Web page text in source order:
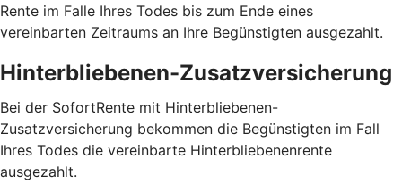
Rente im Falle Ihres Todes bis zum Ende eines
vereinbarten Zeitraums an Ihre Begünstigten ausgezahlt.
Hinterbliebenen-Zusatzversicherung
Bei der SofortRente mit Hinterbliebenen-
Zusatzversicherung bekommen die Begünstigten im Fall
Ihres Todes die vereinbarte Hinterbliebenenrente
ausgezahlt.